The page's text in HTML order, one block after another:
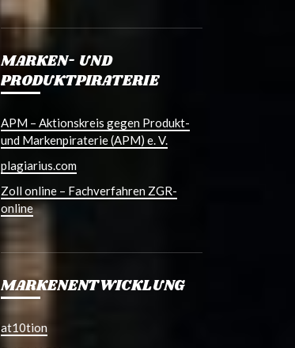
MARKEN- UND
PRODUKTPIRATERIE
APM – Aktionskreis gegen Produkt-
und Markenpiraterie (APM) e. V.
plagiarius.com
Zoll online – Fachverfahren ZGR-
online
MARKENENTWICKLUNG
at10tion